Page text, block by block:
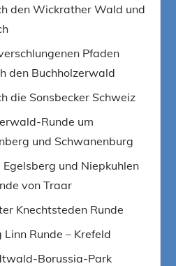
den Wickrather Wald und
Pfaden
den Buchholzerwald
die Sonsbecker Schweiz
Runde um
und Schwanenburg
Egelsberg und Niepkuhlen
von Traar
Knechtsteden Runde
Linn Runde – Krefeld
Borussia-Park